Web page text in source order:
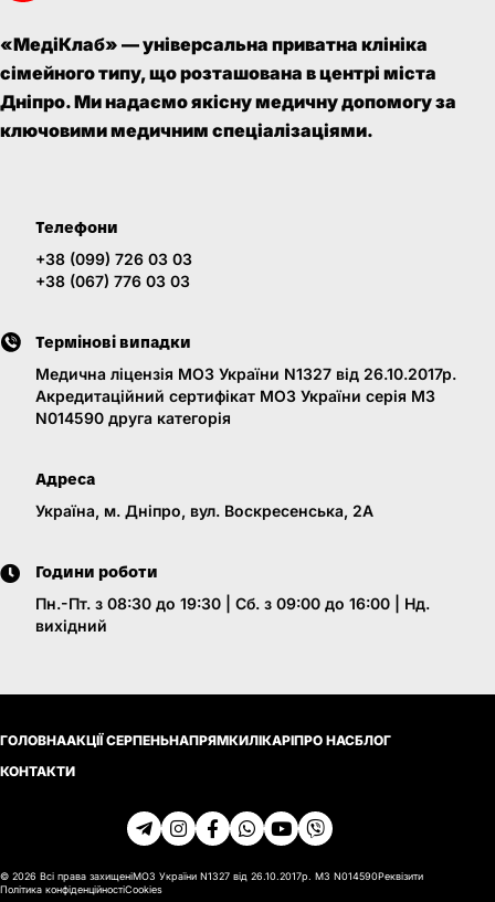
«МедіКлаб» — універсальна приватна клініка
сімейного типу, що розташована в центрі міста
Дніпро. Ми надаємо якісну медичну допомогу за
ключовими медичним спеціалізаціями.
Телефони
+38 (099) 726 03 03
+38 (067) 776 03 03
Адреса
Україна, м. Дніпро, вул. Воскресенська, 2A
Термінові випадки
Медична ліцензія МОЗ України N1327 від 26.10.2017р.
Акредитаційний сертифікат МОЗ України серія МЗ
N014590 друга категорія
Години роботи
Пн.-Пт. з 08:30 до 19:30 | Сб. з 09:00 до 16:00 | Нд.
вихідний
ГОЛОВНААКЦІЇ СЕРПЕНЬНАПРЯМКИЛІКАРІПРО НАСБЛОГ
КОНТАКТИ
© 2026 Всі права захищеніМОЗ України N1327 від 26.10.2017р. МЗ N014590Реквізити
Політика конфіденційностіCookies